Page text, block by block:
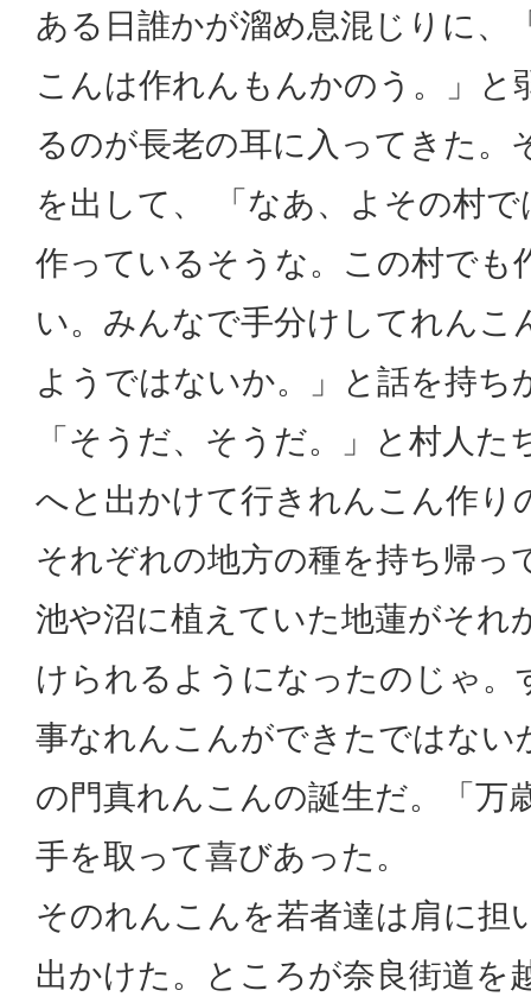
ある日誰かが溜め息混じりに、
こんは作れんもんかのう。」と
るのが長老の耳に入ってきた。
を出して、 「なあ、よその村
作っているそうな。この村でも
い。みんなで手分けしてれんこ
ようではないか。」と話を持ち
「そうだ、そうだ。」と村人
へと出かけて行きれんこん作り
それぞれの地方の種を持ち帰っ
池や沼に植えていた地蓮がそれ
けられるようになったのじゃ。
事なれんこんができたではない
の門真れんこんの誕生だ。「万
手を取って喜びあった。
そのれんこんを若者達は肩に担
出かけた。ところが奈良街道を